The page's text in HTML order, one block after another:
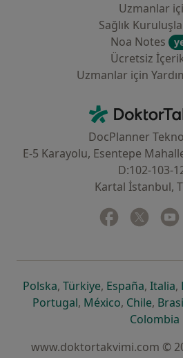
Uzmanlar
Sağlık
Noa Notes
Ücretsiz
Uzmanlar için
DocPlanner
E-5 Karayolu, Esentepe
D:102-103-
Kartal İstanbul,
Facebook
yeni birTwitter
yeni
Polskayeni bir sekmede açılır
, Türkiyeyeni bir
, Españayeni bir
, Italia,
Portugalyeni bir sekmede
, Méxicoyeni bir
, Chileyeni
,
Colombia
www.doktortakvimi.com ©